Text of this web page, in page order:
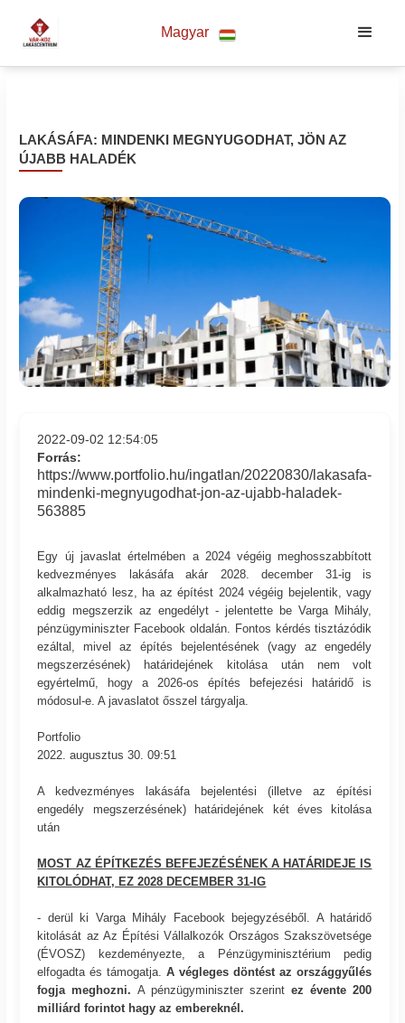
Magyar
LAKÁSÁFA: MINDENKI MEGNYUGODHAT, JÖN AZ
ÚJABB HALADÉK
2022-09-02 12:54:05
Forrás:
https://www.portfolio.hu/ingatlan/20220830/lakasafa-
mindenki-megnyugodhat-jon-az-ujabb-haladek-
563885
Egy új javaslat értelmében a 2024 végéig meghosszabbított
kedvezményes lakásáfa akár 2028. december 31-ig is
alkalmazható lesz, ha az építést 2024 végéig bejelentik, vagy
eddig megszerzik az engedélyt - jelentette be Varga Mihály,
pénzügyminiszter Facebook oldalán. Fontos kérdés tisztázódik
ezáltal, mivel az építés bejelentésének (vagy az engedély
megszerzésének) határidejének kitolása után nem volt
egyértelmű, hogy a 2026-os építés befejezési határidő is
módosul-e. A javaslatot ősszel tárgyalja.
Portfolio
2022. augusztus 30. 09:51
A kedvezményes lakásáfa bejelentési (illetve az építési
engedély megszerzésének) határidejének két éves kitolása
után
MOST AZ ÉPÍTKEZÉS BEFEJEZÉSÉNEK A HATÁRIDEJE IS
KITOLÓDHAT, EZ 2028 DECEMBER 31-IG
- derül ki Varga Mihály Facebook bejegyzéséből. A határidő
kitolását az Az Építési Vállalkozók Országos Szakszövetsége
(ÉVOSZ) kezdeményezte, a Pénzügyminisztérium pedig
elfogadta és támogatja.A végleges döntést az országgyűlés
fogja meghozni.A pénzügyminiszter szerintez évente 200
milliárd forintot hagy az embereknél.